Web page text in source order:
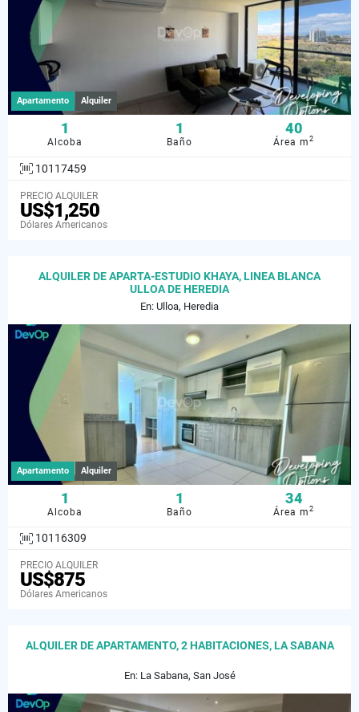
Apartamento Alquiler
1
Alcoba
1
Baño
40
Área m2
10117459
PRECIO ALQUILER
US$1,250
Dólares Americanos
ALQUILER DE APARTA-ESTUDIO KHAYA, LINEA BLANCA
ULLOA DE HEREDIA
En: Ulloa, Heredia
Apartamento Alquiler
1
Alcoba
1
Baño
34
Área m2
10116309
PRECIO ALQUILER
US$875
Dólares Americanos
ALQUILER DE APARTAMENTO, 2 HABITACIONES, LA SABANA
En: La Sabana, San José